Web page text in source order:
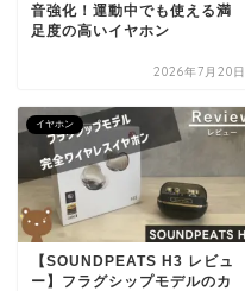
音強化！運動中でも使える満
足度の高いイヤホン
2026年7月20日
イヤホン
【SOUNDPEATS H3 レビュ
ー】フラグシップモデルのカ